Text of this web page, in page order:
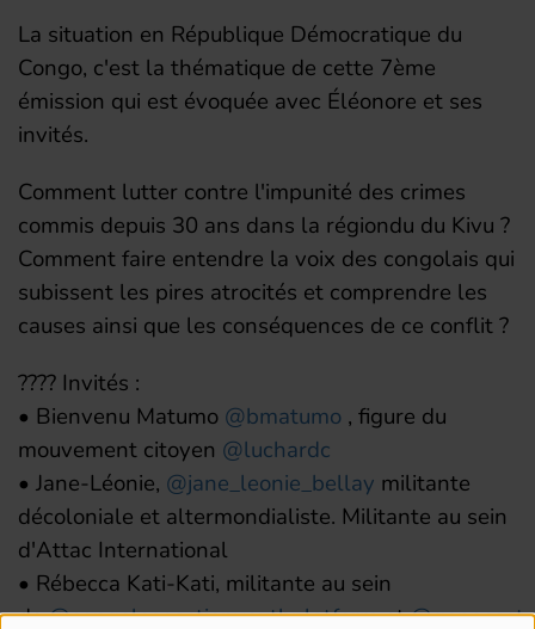
La situation en République Démocratique du
Congo, c'est la thématique de cette 7ème
émission qui est évoquée avec Éléonore et ses
invités.
Comment lutter contre l'impunité des crimes
commis depuis 30 ans dans la régiondu du Kivu ?
Comment faire entendre la voix des congolais qui
subissent les pires atrocités et comprendre les
causes ainsi que les conséquences de ce conflit ?
???? Invités :
• Bienvenu Matumo @bmatumo , figure du
mouvement citoyen @luchardc
• Jane-Léonie, @jane_leonie_bellay militante
décoloniale et altermondialiste. Militante au sein
d'Attac International
• Rébecca Kati-Kati, militante au sein
de@congoleseactionyouthplatformet@genocost